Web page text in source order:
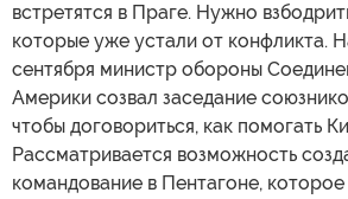
встретятся в Праге. Нужно
которые уже устали от конфликта.
сентября министр обороны
Америки созвал заседание
чтобы договориться, как помогать
Рассматривается возможность
командование в Пентагоне,